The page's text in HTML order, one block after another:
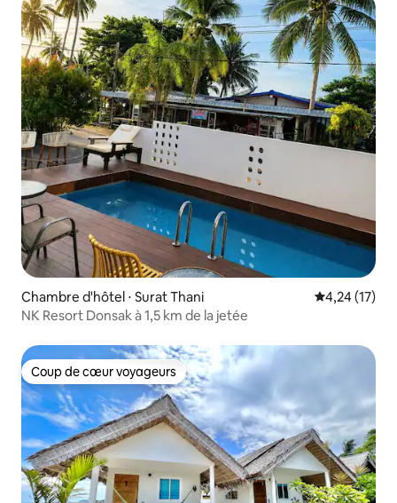
Chambre d'hôtel ⋅ Surat Thani Évaluation
4,24 (17)
NK Resort Donsak à 1,5 km de la jetée
Coup de cœur voyageurs
Coup de cœur voyageurs